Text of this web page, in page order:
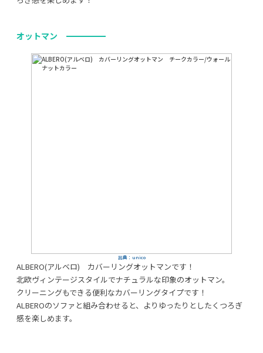
オットマン
出典：unico
ALBERO(アルベロ) カバーリングオットマンです！
北欧ヴィンテージスタイルでナチュラルな印象のオットマン。
クリーニングもできる便利なカバーリングタイプです！
ALBEROのソファと組み合わせると、よりゆったりとしたくつろぎ
感を楽しめます。